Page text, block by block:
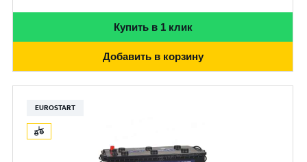
Купить в 1 клик
Добавить в корзину
EUROSTART